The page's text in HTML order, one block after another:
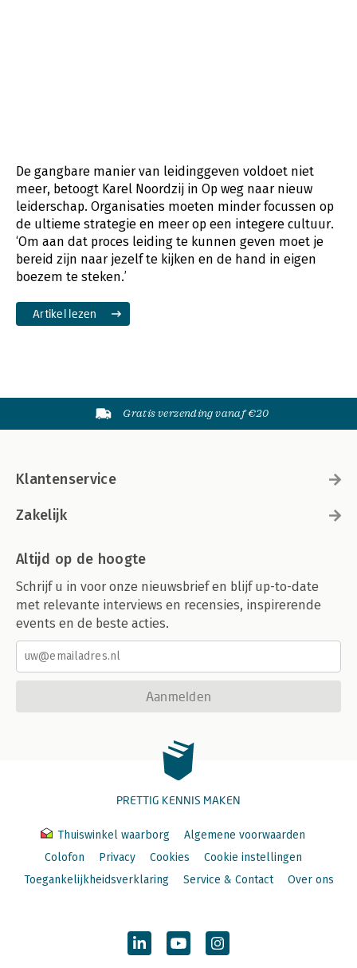
De gangbare manier van leidinggeven voldoet niet
meer, betoogt Karel Noordzij in Op weg naar nieuw
leiderschap. Organisaties moeten minder focussen op
de ultieme strategie en meer op een integere cultuur.
‘Om aan dat proces leiding te kunnen geven moet je
bereid zijn naar jezelf te kijken en de hand in eigen
boezem te steken.’
Artikel lezen
Gratis verzending vanaf €20
Klantenservice
Zakelijk
Altijd op de hoogte
Schrijf u in voor onze nieuwsbrief en blijf up-to-date
met relevante interviews en recensies, inspirerende
events en de beste acties.
Aanmelden
PRETTIG KENNIS MAKEN
Thuiswinkel waarborg
Algemene voorwaarden
Colofon
Privacy Cookies
Cookie instellingen
Toegankelijkheidsverklaring
Service & Contact Over ons